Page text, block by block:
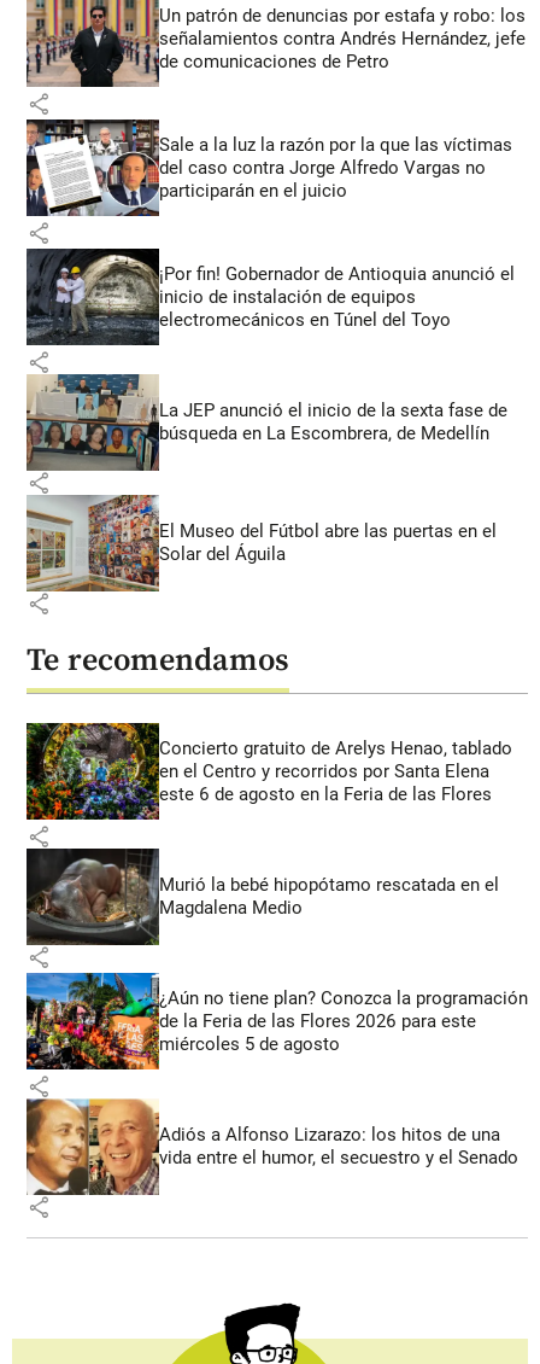
Un patrón de denuncias por estafa y robo: los
señalamientos contra Andrés Hernández, jefe
de comunicaciones de Petro
share
Sale a la luz la razón por la que las víctimas
del caso contra Jorge Alfredo Vargas no
participarán en el juicio
share
¡Por fin! Gobernador de Antioquia anunció el
inicio de instalación de equipos
electromecánicos en Túnel del Toyo
share
La JEP anunció el inicio de la sexta fase de
búsqueda en La Escombrera, de Medellín
share
El Museo del Fútbol abre las puertas en el
Solar del Águila
share
Te recomendamos
Concierto gratuito de Arelys Henao, tablado
en el Centro y recorridos por Santa Elena
este 6 de agosto en la Feria de las Flores
share
Murió la bebé hipopótamo rescatada en el
Magdalena Medio
share
¿Aún no tiene plan? Conozca la programación
de la Feria de las Flores 2026 para este
miércoles 5 de agosto
share
Adiós a Alfonso Lizarazo: los hitos de una
vida entre el humor, el secuestro y el Senado
share